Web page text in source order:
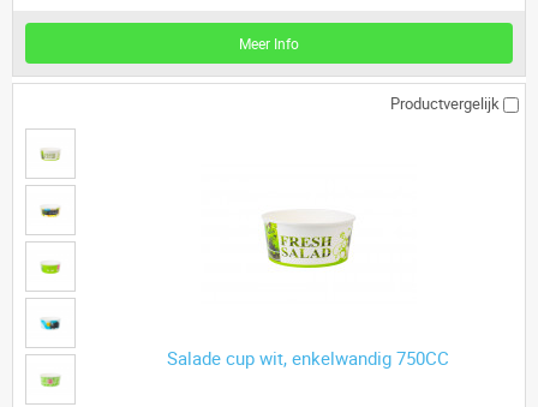
Meer Info
Productvergelijk
Salade cup wit, enkelwandig 750CC